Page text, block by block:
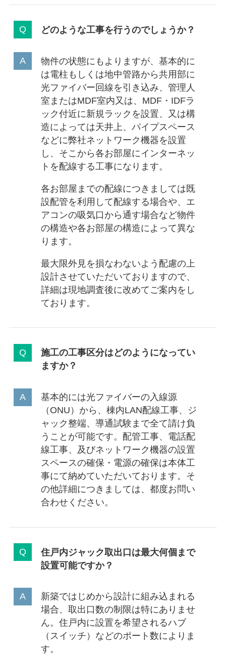
どのような工事を行うのでしょうか？
物件の状態にもよりますが、基本的に
は電柱もしくは地中管路から共用部に
光ファイバー回線を引き込み、管理人
室またはMDF室内又は、MDF・IDFラ
ック付近に新規ラックを設置、又は構
造によっては天井上、パイプスペース
などに弊社ネットワーク機器を設置
し、そこから各お部屋にインターネッ
トを配線する工事になります。
各お部屋までの配線につきましては既
設配管を利用して配線する場合や、エ
アコンの吸気口から通す場合など物件
の構造や各お部屋の構造によって異な
ります。
最大限外見を損なわないよう配慮の上
設計させていただいておりますので、
詳細は現地調査後に改めてご案内をし
ております。
施工の工事区分はどのようになってい
ますか？
基本的には光ファイバーの入線源
（ONU）から、棟内LAN配線工事、ジ
ャック整端、導通試験まで全て請け負
うことが可能です。配管工事、電話配
線工事、及びネットワーク機器の設置
スペースの確保・電源の確保は本体工
事にて納めていただいております。そ
の他詳細につきましては、都度お問い
合わせください。
住戸内ジャック取出口は最大何個まで
設置可能ですか？
新築ではじめから設計に組み込まれる
場合、取出口数の制限は特にありませ
ん。住戸内に設置を希望されるハブ
（スイッチ）などのポート数によりま
す。